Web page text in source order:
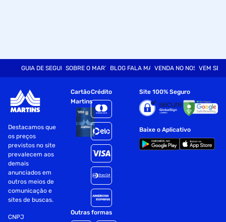
GUIA DE SEGURANÇASOBRE O MARTINSBLOG FALA MARTVENDA NO NOSSO SITE
VEM SER
Destacamos que
os preços
previstos no site
prevalecem aos
demais
anunciados em
outros meios de
comunicação e
sites de buscas.
CNPJ
Cartão
Martins
Crédito
Outras formas
Site 100% Seguro
Baixe o Aplicativo